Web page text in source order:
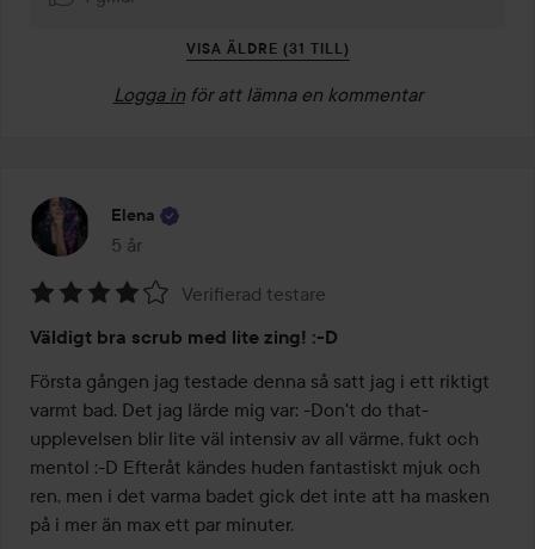
VISA ÄLDRE (31 TILL)
Logga in för att lämna en kommentar
Elena
5 år
Inlägget skapades 5 år
4
av
5
Verifierad testare
Väldigt bra scrub med lite zing! :-D
Första gången jag testade denna så satt jag i ett riktigt
varmt bad. Det jag lärde mig var: -Don't do that-
upplevelsen blir lite väl intensiv av all värme, fukt och
mentol :-D Efteråt kändes huden fantastiskt mjuk och
ren, men i det varma badet gick det inte att ha masken
på i mer än max ett par minuter.